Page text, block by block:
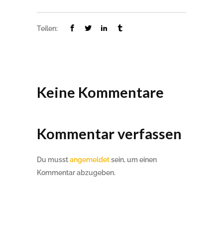
Teilen:
Keine Kommentare
Kommentar verfassen
Du musstangemeldetsein, um einen
Kommentar abzugeben.